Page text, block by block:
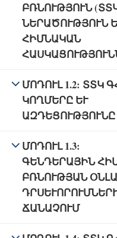
ԲՌՆՈՒԹՅՈՒՆ
ՆԵՐԱԾՈՒԹՅՈՒՆ ԵՒ
ԻՄՆԱԿԱՆ Հ
ՄՈԴՈՒԼ 1.2: ՏՏԿ
ԿՈՂՄԵՐԸ ԵՒ Ա
ԶԴԵՑՈՒԹՅՈՒՆԸ
ՄՈԴՈՒԼ 1.3:
ԳԵՆԴԵՐԱՅԻՆ
ԲՌՆՈՒԹՅԱՆ
ՃԱՆԱՉՈՒՄ